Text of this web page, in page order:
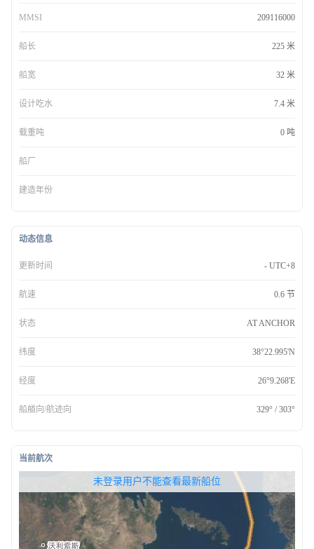
MMSI 209116000
船长 225 米
船宽 32 米
设计吃水 7.4 米
载重吨 0 吨
船厂
建造年份
动态信息
更新时间 - UTC+8
航速 0.6 节
状态 AT ANCHOR
纬度 38°22.995'N
经度 26°9.268'E
船艏向/航迹向 329° / 303°
当前航次
未登录用户不能查看最新船位
无权查看最新船位，请联系开通